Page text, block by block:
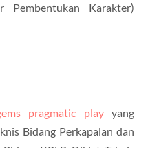
Pembentukan Karakter)
pragmatic playyang
Bidang Perkapalan dan